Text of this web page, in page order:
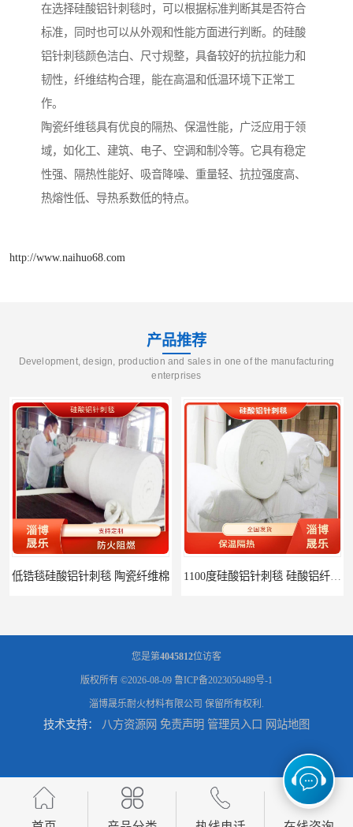
在选择硅酸铝针刺毯时，可以根据标准判断其是否符合
标准，同时也可以从外观和性能方面进行判断。的硅酸
铝针刺毯颜色洁白、尺寸规整，具备较好的抗拉能力和
韧性，纤维结构合理，能在高温和低温环境下正常工
作。
陶瓷纤维毯具有优良的隔热、保温性能，广泛应用于领
域，如化工、建筑、电子、空调和制冷等。它具有稳定
性强、隔热性能好、吸音降噪、重量轻、抗拉强度高、
热熔性低、导热系数低的特点。
http://www.naihuo68.com
产品推荐
Development, design, production and sales in one of the manufacturing
enterprises
低锆毯硅酸铝针刺毯 陶瓷纤维棉
1000度硅酸铝纤维棉 硅酸铝保温棉 硅酸铝针刺毯 陶瓷纤维毯
您是第4045812位访客
版权所有 ©2026-08-09 鲁ICP备2023050489号-1
淄博晟乐耐火材料有限公司 保留所有权利.
技术支持： 八方资源网 免责声明 管理员入口 网站地图